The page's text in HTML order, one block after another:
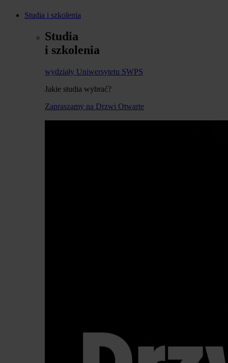
Studia i szkolenia
Studia
i szkolenia
wydziały Uniwersytetu SWPS
Jakie studia wybrać?
Zapraszamy na Drzwi Otwarte